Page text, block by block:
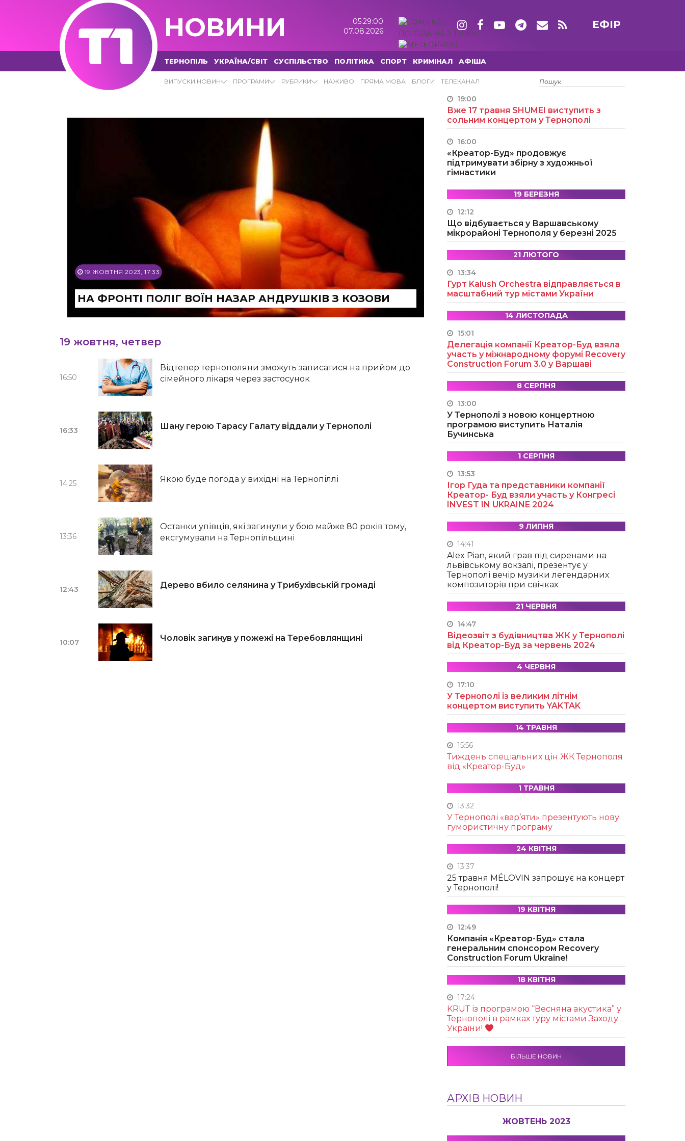
НОВИНИ
05:29:01
07.08.2026
ПОГОДА НА 2 ТИЖНІ
ЕФІР
ТЕРНОПІЛЬ УКРАЇНА/СВІТ СУСПІЛЬСТВО ПОЛІТИКА СПОРТ КРИМІНАЛ АФІША
ВИПУСКИ НОВИН ПРОГРАМИ РУБРИКИ НАЖИВО ПРЯМА МОВА БЛОГИ ТЕЛЕКАНАЛ
19.10.2023 - Т1 НОВИНИ
19 ЖОВТНЯ 2023, 17:33
НА ФРОНТІ ПОЛІГ ВОЇН НАЗАР АНДРУШКІВ З КОЗОВИ
19 жовтня, четвер
16:50
Відтепер тернополяни зможуть записатися на прийом до
сімейного лікаря через застосунок
16:33 Шану герою Тарасу Галату віддали у Тернополі
14:25 Якою буде погода у вихідні на Тернопіллі
13:36
Останки упівців, які загинули у бою майже 80 років тому,
ексгумували на Тернопільщині
12:43 Дерево вбило селянина у Трибухівській громаді
10:07 Чоловік загинув у пожежі на Теребовлянщині
15 ТРАВНЯ
19:00
Вже 17 травня SHUMEI виступить з
сольним концертом у Тернополі
16:00
«Креатор-Буд» продовжує
підтримувати збірну з художньої
гімнастики
19 БЕРЕЗНЯ
12:12
Що відбувається у Варшавському
мікрорайоні Тернополя у березні 2025
21 ЛЮТОГО
13:34
Гурт Kalush Orchestra відправляється в
масштабний тур містами України
14 ЛИСТОПАДА
15:01
Делегація компанії Креатор-Буд взяла
участь у міжнародному форумі Recovery
Construction Forum 3.0 у Варшаві
8 СЕРПНЯ
13:00
У Тернополі з новою концертною
програмою виступить Наталія
Бучинська
1 СЕРПНЯ
13:53
Ігор Гуда та представники компанії
Креатор- Буд взяли участь у Конгресі
INVEST IN UKRAINE 2024
9 ЛИПНЯ
14:41
Alex Pian, який грав під сиренами на
львівському вокзалі, презентує у
Тернополі вечір музики легендарних
композиторів при свічках
21 ЧЕРВНЯ
14:47
Відеозвіт з будівництва ЖК у Тернополі
від Креатор-Буд за червень 2024
4 ЧЕРВНЯ
17:10
У Тернополі із великим літнім
концертом виступить YAKTAK
14 ТРАВНЯ
15:56
Тиждень спеціальних цін ЖК Тернополя
від «Креатор-Буд»
1 ТРАВНЯ
13:32
У Тернополі «вар’яти» презентують нову
гумористичну програму
24 КВІТНЯ
13:37
25 травня MÉLOVIN запрошує на концерт
у Тернополі!
19 КВІТНЯ
12:49
Компанія «Креатор-Буд» стала
генеральним спонсором Recovery
Construction Forum Ukraine!
18 КВІТНЯ
17:24
KRUТ із програмою “Весняна акустика” у
Тернополі в рамках туру містами Заходу
України!
БІЛЬШЕ НОВИН
АРХІВ НОВИН
ЖОВТЕНЬ 2023